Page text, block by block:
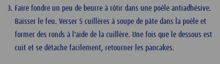
Faire fondre un peu de beurre à rôtir dans une poêle antiadhésive.
Baisser le feu. Verser 5 cuillères à soupe de pâte dans la poêle et
former des ronds à l'aide de la cuillère. Une fois que le dessous est
cuit et se détache facilement, retourner les pancakes.